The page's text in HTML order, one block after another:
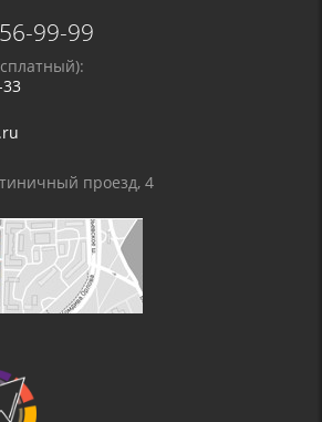
99-99
проезд, 4